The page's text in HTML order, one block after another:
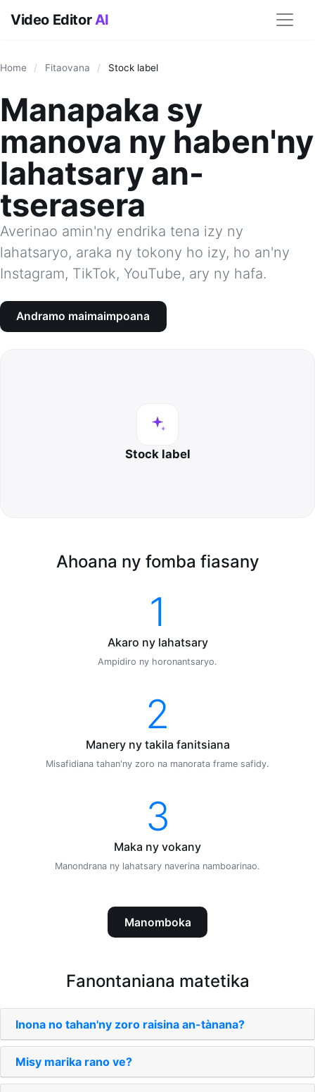
Video EditorAI
Home / Fitaovana / Stock label
Manapaka sy
manova ny haben'ny
lahatsary an-
tserasera
Averinao amin'ny endrika tena izy ny
lahatsaryo, araka ny tokony ho izy, ho an'ny
Instagram, TikTok, YouTube, ary ny hafa.
Andramo maimaimpoana
Stock label
Ahoana ny fomba fiasany
1
Akaro ny lahatsary
Ampidiro ny horonantsaryo.
2
Manery ny takila fanitsiana
Misafidiana tahan'ny zoro na manorata frame safidy.
3
Maka ny vokany
Manondrana ny lahatsary naverina namboarinao.
Manomboka
Fanontaniana matetika
Inona no tahan'ny zoro raisina an-tànana?
Misy marika rano ve?